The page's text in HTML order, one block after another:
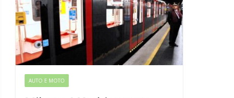
AUTO E MOTO